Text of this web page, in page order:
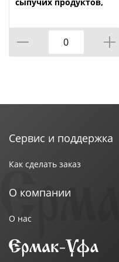
Сервис и поддержка
Как сделать заказ
О компании
О нас